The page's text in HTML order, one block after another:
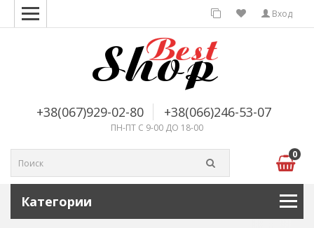
Вход
+38(067)929-02-80 +38(066)246-53-07
ПН-ПТ С 9-00 ДО 18-00
0
Категории